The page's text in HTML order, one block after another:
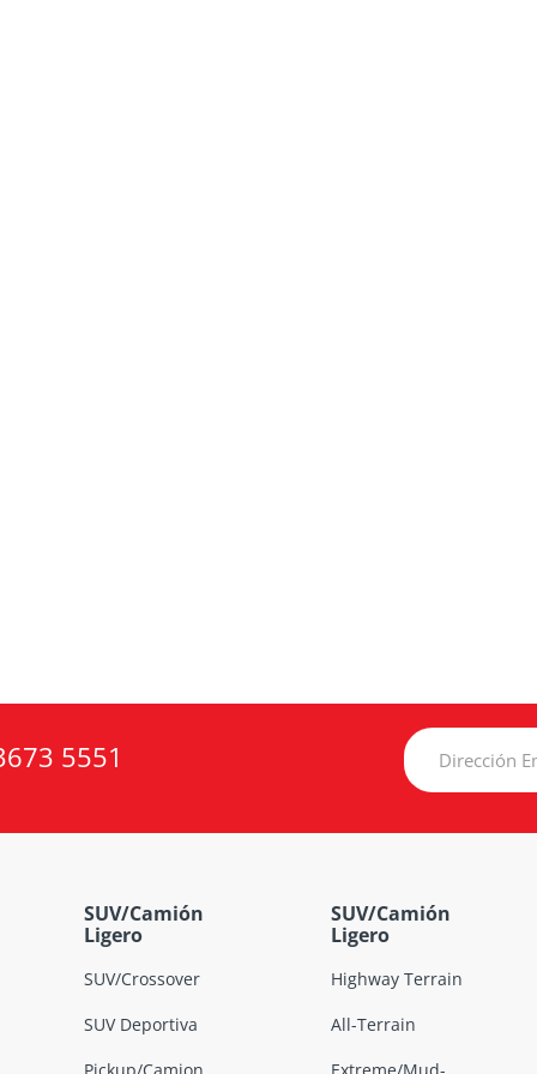
5551
SUV/Camión
Ligero
SUV/Crossover
SUV Deportiva
Pickup/Camion
SUV/Camión
Ligero
Highway Terrain
All-Terrain
Extreme/Mud-